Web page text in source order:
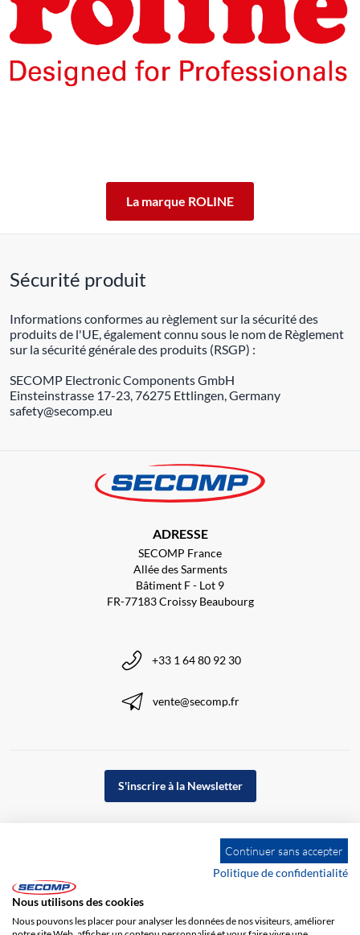
La marque ROLINE
Sécurité produit
Informations conformes au règlement sur la sécurité des
produits de l'UE, également connu sous le nom de Règlement
sur la sécurité générale des produits (RSGP) :
SECOMP Electronic Components GmbH
Einsteinstrasse 17-23, 76275 Ettlingen, Germany
safety@secomp.eu
ADRESSE
SECOMP France
Allée des Sarments
Bâtiment F - Lot 9
FR-77183 Croissy Beaubourg
+33 1 64 80 92 30
vente@secomp.fr
S'inscrire à la Newsletter
Continuer sans accepter
Politique de confidentialité
Nous utilisons des cookies
Nous pouvons les placer pour analyser les données de nos visiteurs, améliorer